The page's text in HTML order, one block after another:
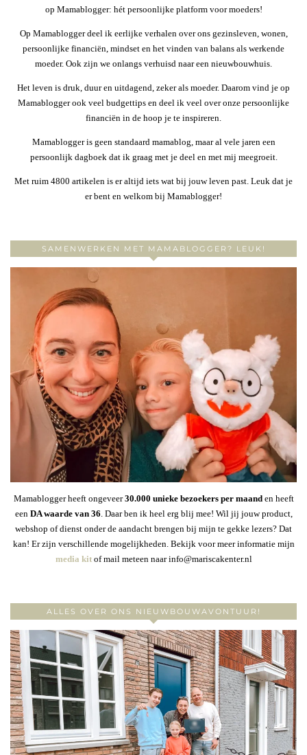
op Mamablogger: hét persoonlijke platform voor moeders!
Op Mamablogger deel ik eerlijke verhalen over ons gezinsleven, wonen,
persoonlijke financiën, mindset en het vinden van balans als werkende
moeder. Ook zijn we onlangs verhuisd naar een nieuwbouwhuis.
Het leven is druk, duur en uitdagend, zeker als moeder. Daarom vind je op
Mamablogger ook veel budgettips en deel ik veel over onze persoonlijke
financiën in de hoop je te inspireren.
Mamablogger is geen standaard mamablog, maar al vele jaren een
persoonlijk dagboek dat ik graag met je deel en met mij meegroeit.
Met ruim 4800 artikelen is er altijd iets wat bij jouw leven past. Leuk dat je
er bent en welkom bij Mamablogger!
SAMENWERKEN MET MAMABLOGGER? LEUK!
Mamablogger heeft ongeveer30.000 unieke bezoekers per maanden heeft
een DA waarde van 36. Daar ben ik heel erg blij mee! Wil jij jouw product,
webshop of dienst onder de aandacht brengen bij mijn te gekke lezers? Dat
kan! Er zijn verschillende mogelijkheden. Bekijk voor meer informatie mijn
media kitof mail meteen naar info@mariscakenter.nl
ALLES OVER ONS NIEUWBOUWAVONTUUR!